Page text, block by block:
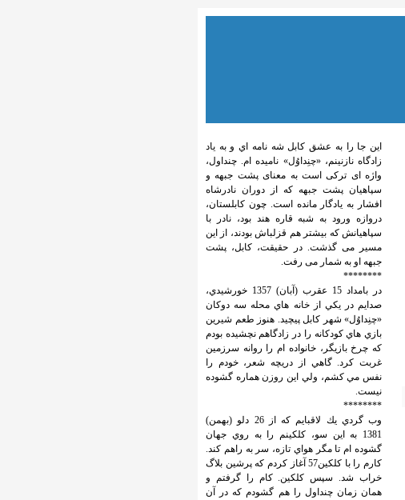
اين جا را به عشق كابل شه نامه اي و به ياد
زادگاه نازنینم، «چنِداوُل» ناميده ام. چنداول،
واژه ای ترکی است به معنای پشت جبهه و
سپاهیان پشت جبهه که از دوران نادرشاه
افشار به یادگار مانده است. چون کابلستان،
دروازه ورود به شبه قاره هند بود، نادر با
سپاهیانش که بیشتر هم قزلباش بودند، از این
مسیر می گذشت. در حقیقت، کابل، پشت
جبهه او به شمار می رفت.
********
در بامداد 15 عقرب (آبان) 1357 خورشيدي،
صدايم در يكي از خانه هاي محله سه دوكان
«چنِداوُل» شهر كابل پيچيد. هنوز طعم شيرين
بازي هاي كودكانه را در زادگاهم نچشيده بودم
كه چرخ بازيگر، خانواده ام را روانه سرزمين
غربت كرد. گاهي از دريچه شعر، خودم را
نفس مي كشم، ولي اين روزن هماره گشوده
نيست.
********
وب گردي يك لاقبايم كه از 26 دلو (بهمن)
1381 به اين سو، كلكينم را به روي جهان
گشوده ام تا مگر هواي تازه، سر به راهم كند.
کارم را با کلکین57 آغاز کردم که پرشین بلاگ
خراب شد. سپس کلکین. کام را گرفتم و
همان زمان چنداول را هم گشودم که در آن